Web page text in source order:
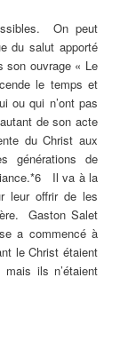
On peut
du salut apporté
son ouvrage « Le
le temps et
ou qui n’ont pas
de son acte
du Christ aux
générations de
Il va à la
leur offrir de les
Gaston Salet
a commencé à
le Christ étaient
ils n’étaient